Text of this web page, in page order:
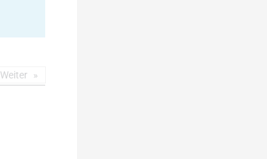
Weiter